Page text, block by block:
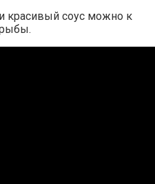
красивый соус можно к